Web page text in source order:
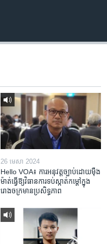
26 មេសា 2024
Hello VOA៖ ការអនុវត្ត​ច្បាប់​ដោយ​ម៉ឺង
ម៉ាត់​ធ្វើ​ឱ្យ​វិធានការ​ទប់ស្កាត់​កម្តៅ​ក្នុង​
រោងចក្រ​មាន​ប្រសិទ្ធភាព​​